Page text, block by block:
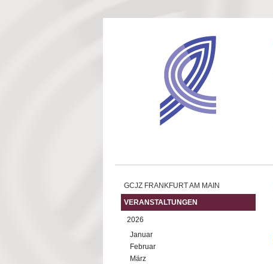
GCJZ FRANKFURT AM MAIN
VERANSTALTUNGEN
2026
Januar
Februar
März